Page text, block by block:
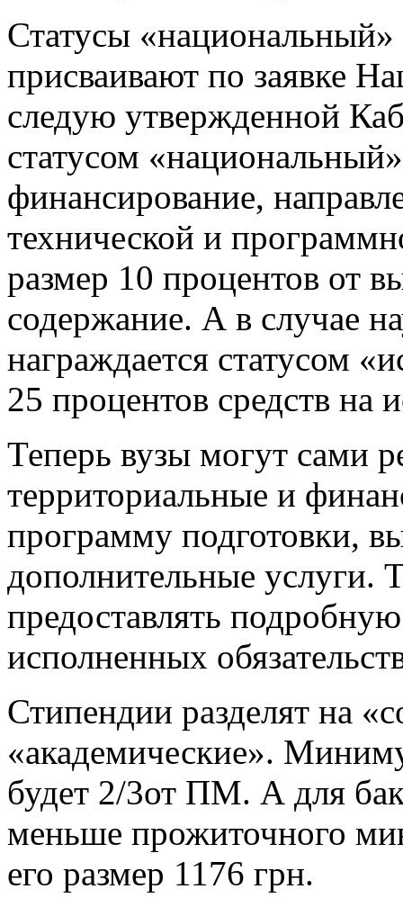
Статусы «национальный»
присваивают по заявке
следую утвержденной
статусом
финансирование,
технической и
размер 10 процентов от
содержание. А в случае
награждается статусом
25 процентов средств на
Теперь вузы могут сами
территориальные и
программу подготовки,
дополнительные услуги.
предоставлять
исполненных
Стипендии разделят на
«академические».
будет 2/3от ПМ. А для
меньше прожиточного
его размер 1176 грн.